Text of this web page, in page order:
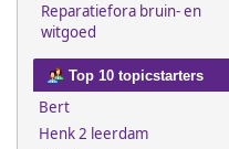
Reparatiefora bruin- en
witgoed
Top 10 topicstarters
Bert
Henk 2 leerdam